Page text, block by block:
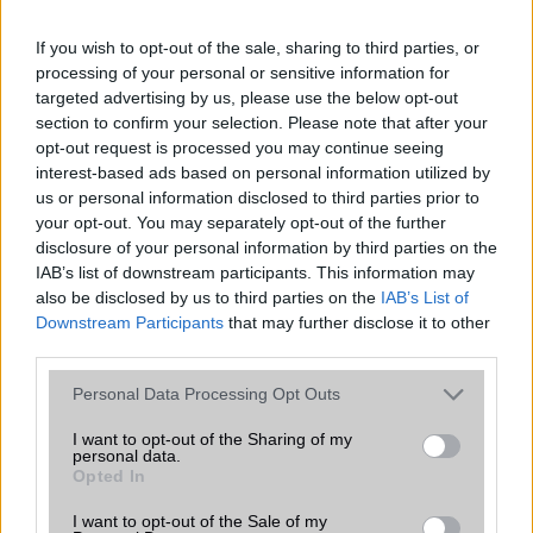
If you wish to opt-out of the sale, sharing to third parties, or
processing of your personal or sensitive information for
targeted advertising by us, please use the below opt-out
section to confirm your selection. Please note that after your
opt-out request is processed you may continue seeing
interest-based ads based on personal information utilized by
us or personal information disclosed to third parties prior to
your opt-out. You may separately opt-out of the further
disclosure of your personal information by third parties on the
IAB’s list of downstream participants. This information may
also be disclosed by us to third parties on the IAB’s List of
Downstream Participants that may further disclose it to other
Please note that this website/app uses one or more Google
not limited to your visit or usage behaviour. You may click to
grant or deny consent to Google and its third-party tags to
use your data for below specified purposes in below Google
consent section.
Personal Data Processing Opt Outs
I want to opt-out of the Sharing of my
personal data.
Opted In
I want to opt-out of the Sale of my
rántja le a leplet az Apple az új
csúcsmobilokról
2026.06.29| Phone Arena
A szeptemberi eseményen az iPhone 18 Pro modellek
mellett a régóta pletykált hajlítható iPhone Ultra is
bemutatkozhat, miközben az áremelésekről szóló
találgatások továbbra is beárnyékolják a rajtot.
Az Android rejtett automatizmusai: hat
funkció, amely észrevétlenül könnyíti
meg a mindennapokat
2026.06.14 | Android Police
Android már évek óta olyan intelligens funkciókat kínál,
amelyek maguktól dolgoznak a háttérben.
Ez a rejtett Samsung funkció teljesen
megváltoztatja a mobilhasználatot –